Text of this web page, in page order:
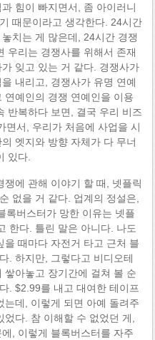
힘이 빠지면서, 좀 아이러니
때문이라고 생각한다. 24시간
치는 게 많은데, 24시간 경쟁
우리는 경쟁사를 위해서 존재
잊고 있는 거 같다. 경쟁사가
내리고, 경쟁사가 유명 연예
연예인의 경쟁 연예인을 이용
반복하다 보면, 결국 우리 비즈
면서, 우리가 처음에 사업을 시
엣지와 방향 자체가 다 무너
있다.
에 관해 이야기 할 때, 넷플릭
없을 거 같다. 업계의 정설은,
록버스터가 망한 이유는 넷플
한다. 틀린 말은 아니다. 나도
을 때마다 자전거 타고 근처 블
. 하지만, 그렇다고 비디오테
쌓아놓고 장기간에 걸쳐 볼 순
. $2.99를 내고 대여한 테이프
데, 이렇게 되면 아예 돌려주
었다. 참 이해할 수 없었던 게,
, 이렇게 블록버스터를 자주